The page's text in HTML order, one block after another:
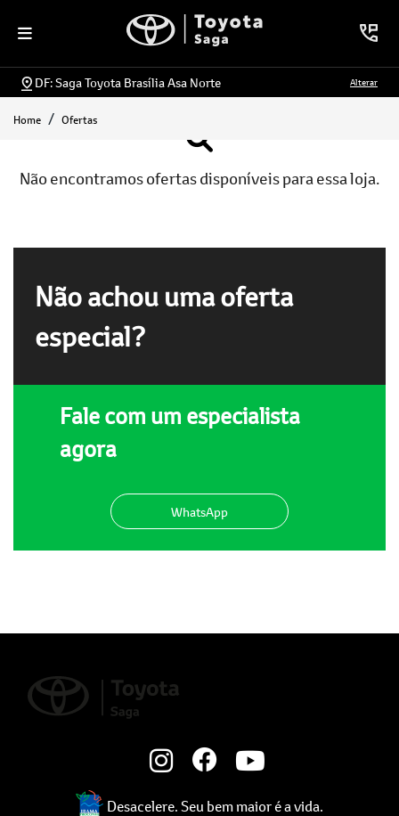
DF: Saga Toyota Brasília Asa Norte Alterar
Home Ofertas
Não encontramos ofertas disponíveis para essa loja.
Não achou uma oferta
especial?
Fale com um especialista
agora
WhatsApp
Desacelere. Seu bem maior é a vida.